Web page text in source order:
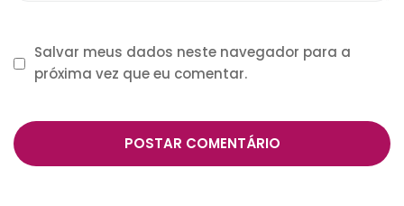
Salvar meus dados neste navegador para a
próxima vez que eu comentar.